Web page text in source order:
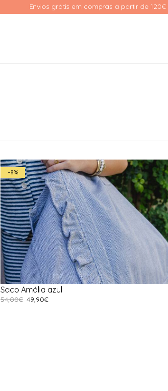
-8%
Saco Amália azul
54,00€ 49,90€
Envios grátis em compras a partir de 120€